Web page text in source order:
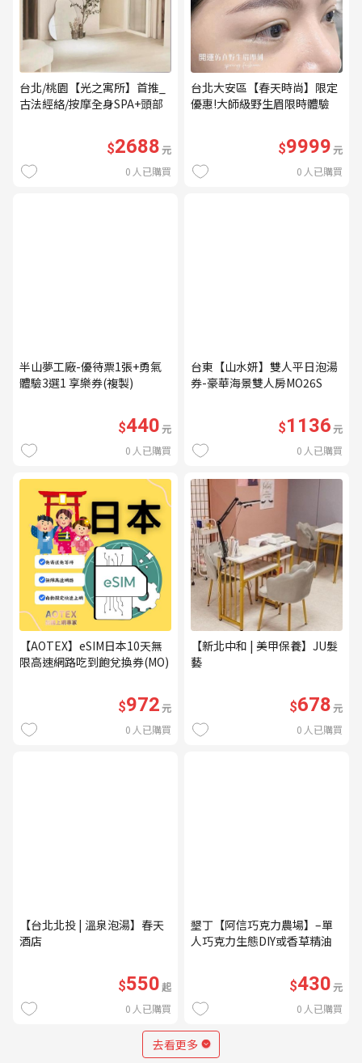
台北/桃園【光之寓所】首推_
古法經絡/按摩全身SPA+頭部
$2688元
0 人已購買
台北大安區【春天時尚】限定
優惠!大師級野生眉限時體驗
優惠券（無補色） (MO)
$9999元
0 人已購買
半山夢工廠-優待票1張+勇氣
體驗3選1 享樂券(複製)
$440元
0 人已購買
台東【山水妍】雙人平日泡湯
券-豪華海景雙人房MO26S
$1136元
0 人已購買
【AOTEX】eSIM日本10天無
限高速網路吃到飽兌換券(MO)
$972元
0 人已購買
【新北中和 | 美甲保養】JU髮
藝
$678元
0 人已購買
【台北北投 | 溫泉泡湯】春天
酒店
$550起
0 人已購買
墾丁【阿信巧克力農場】–單
人巧克力生態DIY或香草精油
$430元
0 人已購買
去看更多